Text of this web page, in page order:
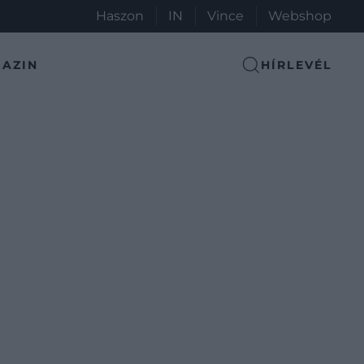
Haszon IN Vince Webshop
HÍRLEVÉL